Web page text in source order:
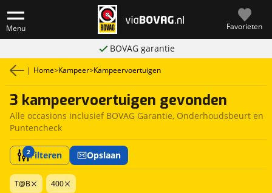
Menu Favorieten
BOVAG garantie
| Home>Kampeer>Kampeervoertuigen
3 kampeervoertuigen gevonden
Alle occasions inclusief BOVAG Garantie, Onderhoudsbeurt en
Puntencheck
2Filteren Opslaan
T@B 400